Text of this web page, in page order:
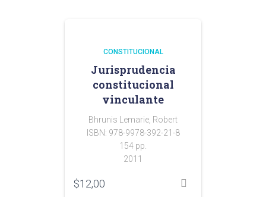
CONSTITUCIONAL
Jurisprudencia
constitucional
vinculante
Bhrunis Lemarie, Robert
ISBN: 978-9978-392-21-8
154 pp.
2011
$12,00